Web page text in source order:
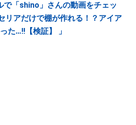
「shino」さんの動画をチェッ
リアだけで棚が作れる！？アイア
た…‼︎【検証】 」